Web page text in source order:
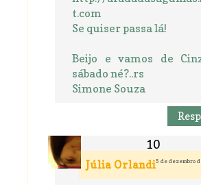
t.com
Se quiser passa lá!
Beijo e vamos de
sábado né?..rs
Simone Souza
Júlia Orlandi5 de dezembro